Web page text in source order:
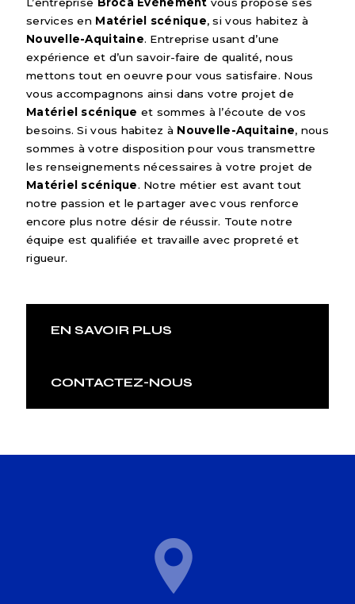
services en Matériel scénique, si vous habitez à
Nouvelle-Aquitaine. Entreprise usant d’une
expérience et d’un savoir-faire de qualité, nous
mettons tout en oeuvre pour vous satisfaire. Nous
vous accompagnons ainsi dans votre projet de
Matériel scénique et sommes à l’écoute de vos
besoins. Si vous habitez à Nouvelle-Aquitaine, nous
sommes à votre disposition pour vous transmettre
les renseignements nécessaires à votre projet de
Matériel scénique. Notre métier est avant tout
notre passion et le partager avec vous renforce
encore plus notre désir de réussir. Toute notre
équipe est qualifiée et travaille avec propreté et
rigueur.
EN SAVOIR PLUS
CONTACTEZ-NOUS